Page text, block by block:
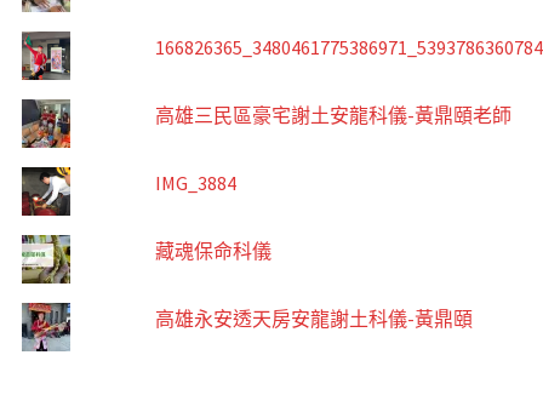
高雄三民區豪宅謝土安龍科儀-黃鼎頤老師
IMG_3884
藏魂保命科儀
高雄永安透天房安龍謝土科儀-黃鼎頤